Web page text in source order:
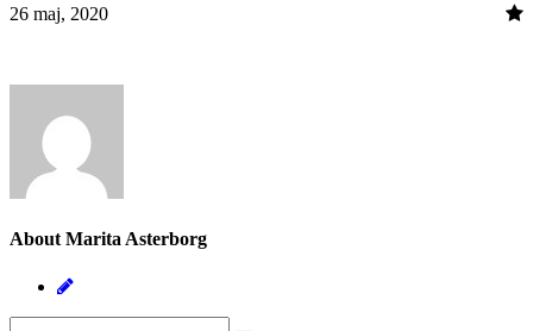
26 maj, 2020
About Marita Asterborg